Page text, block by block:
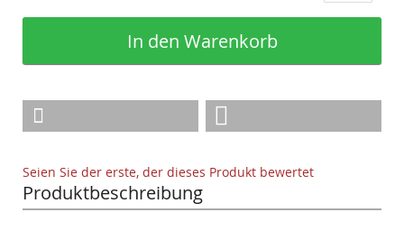
In den Warenkorb
Seien Sie der erste, der dieses Produkt bewertet
Produktbeschreibung